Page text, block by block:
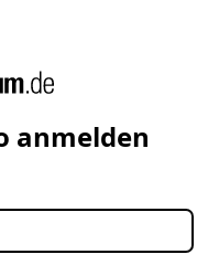
anmelden